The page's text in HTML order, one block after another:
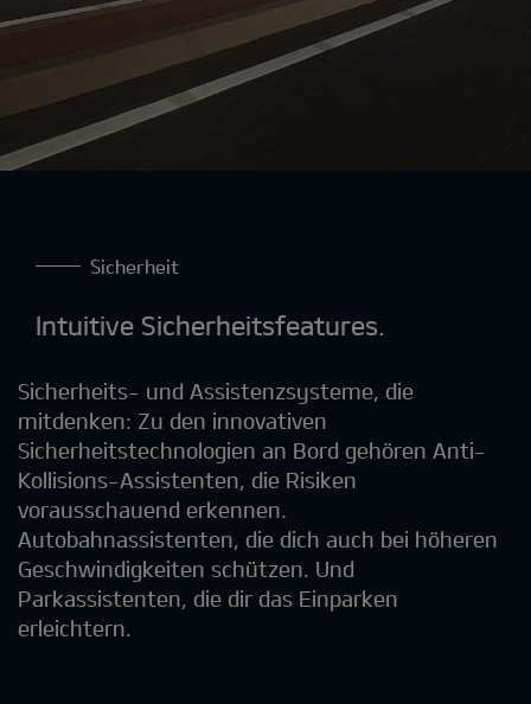
Sicherheit
Intuitive Sicherheitsfeatures.
Sicherheits- und Assistenzsysteme, die
mitdenken: Zu den innovativen
Sicherheitstechnologien an Bord gehören Anti-
Kollisions-Assistenten, die Risiken
vorausschauend erkennen.
Autobahnassistenten, die dich auch bei höheren
Geschwindigkeiten schützen. Und
Parkassistenten, die dir das Einparken
erleichtern.